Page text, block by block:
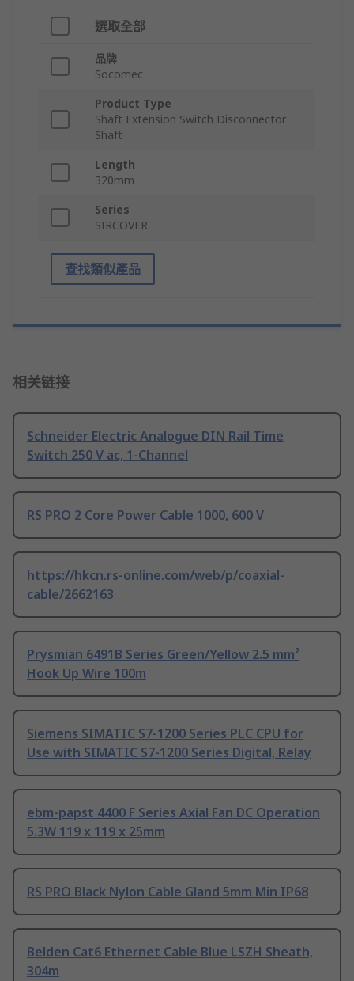
選取全部
品牌
Socomec
Product Type
Shaft Extension Switch Disconnector
Shaft
Length
320mm
Series
SIRCOVER
查找類似產品
相关链接
Schneider Electric Analogue DIN Rail Time
Switch 250 V ac, 1-Channel
RS PRO 2 Core Power Cable 1000, 600 V
https://hkcn.rs-online.com/web/p/coaxial-
cable/2662163
Prysmian 6491B Series Green/Yellow 2.5 mm²
Hook Up Wire 100m
Siemens SIMATIC S7-1200 Series PLC CPU for
Use with SIMATIC S7-1200 Series Digital, Relay
ebm-papst 4400 F Series Axial Fan DC Operation
5.3W 119 x 119 x 25mm
RS PRO Black Nylon Cable Gland 5mm Min IP68
Belden Cat6 Ethernet Cable Blue LSZH Sheath,
304m